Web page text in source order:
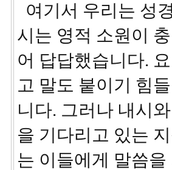
여기서 우리는 성
시는 영적 소원이
어 답답했습니다.
고 말도 붙이기 힘
니다. 그러나 내시
을 기다리고 있는
는 이들에게 말씀